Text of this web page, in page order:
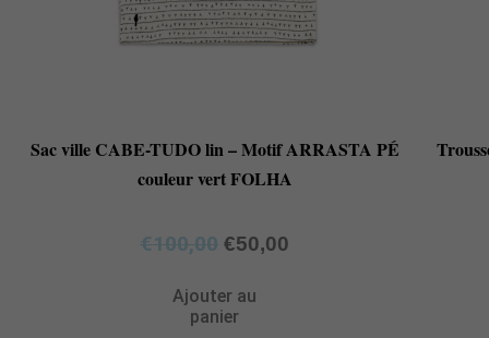
Sac ville CABE-TUDO lin – Motif ARRASTA PÉ
couleur vert FOLHA
€100,00 €50,00
Ajouter au
panier